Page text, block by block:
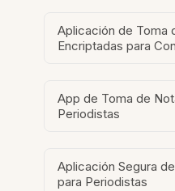
Aplicación de Toma
Encriptadas para
App de Toma de
Periodistas
Aplicación Segura
para Periodistas